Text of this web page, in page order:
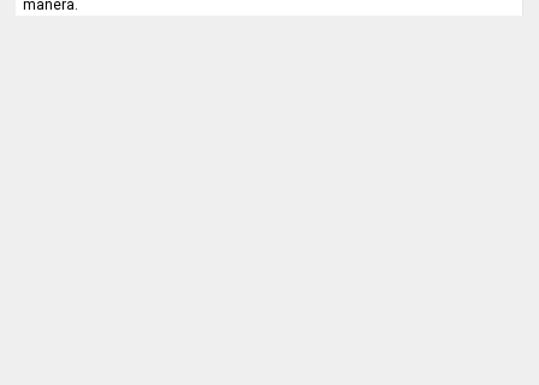
manera.